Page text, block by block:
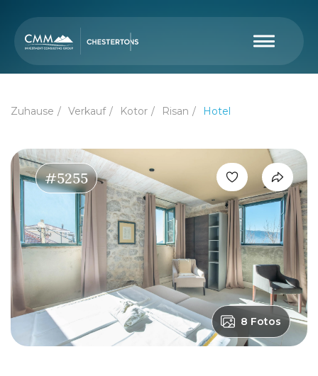
Zuhause Verkauf Kotor Risan Hotel
#5255
8 Fotos